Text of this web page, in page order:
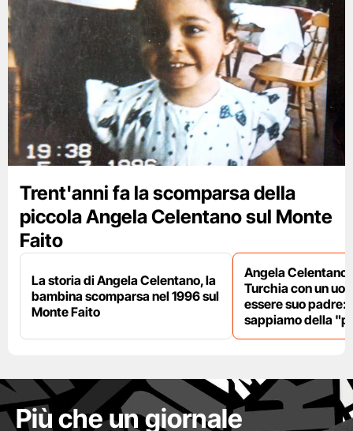
Trent'anni fa la scomparsa della
piccola Angela Celentano sul Monte
Faito
La storia di Angela Celentano, la
bambina scomparsa nel 1996 sul
Monte Faito
Angela Celentano
Turchia con un
essere suo padre:
sappiamo della
Più che un giornale